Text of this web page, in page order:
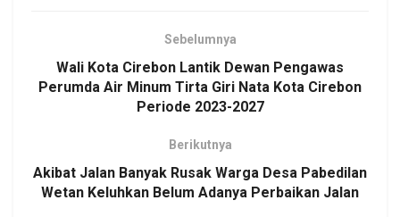
Sebelumnya
Wali Kota Cirebon Lantik Dewan Pengawas
Perumda Air Minum Tirta Giri Nata Kota Cirebon
Periode 2023-2027
Berikutnya
Akibat Jalan Banyak Rusak Warga Desa Pabedilan
Wetan Keluhkan Belum Adanya Perbaikan Jalan